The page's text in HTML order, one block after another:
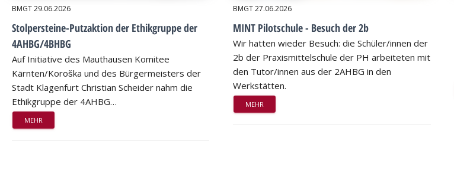
BMGT29.06.2026
Stolpersteine-Putzaktion der Ethikgruppe der
4AHBG/4BHBG
Auf Initiative des Mauthausen Komitee
Kärnten/Koroška und des Bürgermeisters der
Stadt Klagenfurt Christian Scheider nahm die
Ethikgruppe der 4AHBG…
MEHR
BMGT27.06.2026
MINT Pilotschule - Besuch der 2b
Wir hatten wieder Besuch: die Schüler/innen der
2b der Praxismittelschule der PH arbeiteten mit
den Tutor/innen aus der 2AHBG in den
Werkstätten.
MEHR